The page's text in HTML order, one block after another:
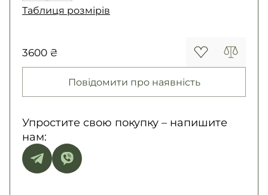
Таблиця розмірів
3600 ₴
Повідомити про наявність
Упростите свою покупку – напишите
нам: